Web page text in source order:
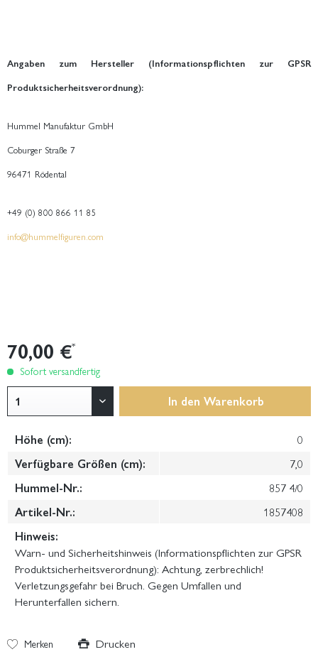
Angaben zum Hersteller (Informationspflichten zur GPSR
Produktsicherheitsverordnung):
Hummel Manufaktur GmbH
Coburger Straße 7
96471 Rödental
+49 (0) 800 866 11 85
info@hummelfiguren.com
70,00 €*
Sofort versandfertig
In den Warenkorb
Höhe (cm):
0
Verfügbare Größen (cm):
7,0
Hummel-Nr.:
857 4/0
Artikel-Nr.:
1857408
Hinweis:
Warn- und Sicherheitshinweis (Informationspflichten zur GPSR
Produktsicherheitsverordnung): Achtung, zerbrechlich!
Verletzungsgefahr bei Bruch. Gegen Umfallen und
Herunterfallen sichern.
Merken Drucken